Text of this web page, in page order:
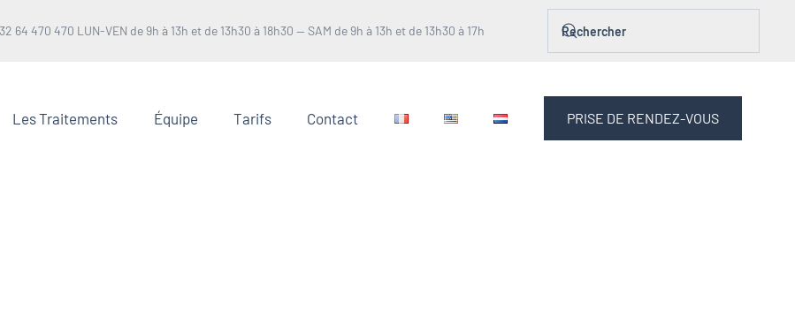
64 470 470 LUN-VEN de 9h à 13h et de 13h30 à 18h30 — SAM de 9h à 13h et de 13h30 à 17h
Les Traitements Équipe Tarifs Contact PRISE DE RENDEZ-VOUS